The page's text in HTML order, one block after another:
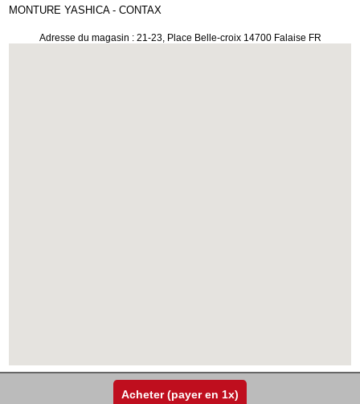
Acheter (payer en 1x)
MONTURE YASHICA - CONTAX
Adresse du magasin : 21-23, Place Belle-croix 14700 Falaise FR